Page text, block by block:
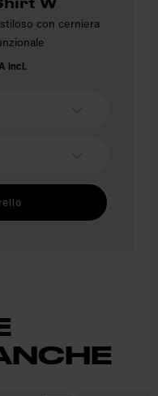
con cerniera
incl.